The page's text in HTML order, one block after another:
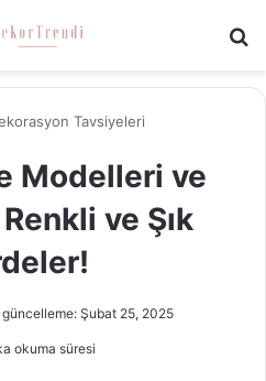
Tavsiyeleri
Modelleri ve
ve Şık
Şubat 25, 2025
okuma süresi